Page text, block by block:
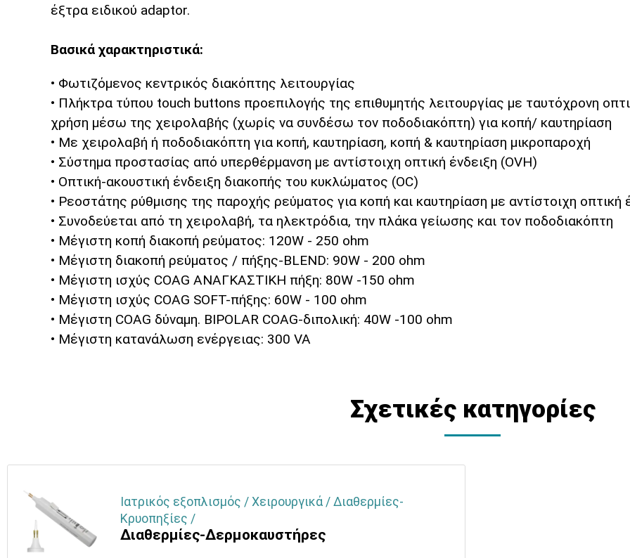
έξτρα ειδικού adaptor.
Βασικά χαρακτηριστικά:
• Φωτιζόμενος κεντρικός διακόπτης λειτουργίας
• Πλήκτρα τύπου touch buttons προεπιλογής της επιθυμητής λειτουργίας με ταυτόχρονη
χρήση μέσω της χειρολαβής (χωρίς να συνδέσω τον ποδοδιακόπτη) για κοπή/ καυτηρίαση
• Με χειρολαβή ή ποδοδιακόπτη για κοπή, καυτηρίαση, κοπή & καυτηρίαση μικροπαροχή
• Σύστημα προστασίας από υπερθέρμανση με αντίστοιχη οπτική ένδειξη (OVH)
• Οπτική-ακουστική ένδειξη διακοπής του κυκλώματος (OC)
• Ρεοστάτης ρύθμισης της παροχής ρεύματος για κοπή και καυτηρίαση με αντίστοιχη οπτική
• Συνοδεύεται από τη χειρολαβή, τα ηλεκτρόδια, την πλάκα γείωσης και τον ποδοδιακόπτη
• Μέγιστη κοπή διακοπή ρεύματος: 120W - 250 ohm
• Μέγιστη διακοπή ρεύματος / πήξης-BLEND: 90W - 200 ohm
• Μέγιστη ισχύς COAG ΑΝΑΓΚΑΣΤΙΚΗ πήξη: 80W -150 ohm
• Μέγιστη ισχύς COAG SOFT-πήξης: 60W - 100 ohm
• Μέγιστη COAG δύναμη. BIPOLAR COAG-διπολική: 40W -100 ohm
• Μέγιστη κατανάλωση ενέργειας: 300 VA
Σχετικές κατηγορίες
Ιατρικός εξοπλισμός / Χειρουργικά / Διαθερμίες-
Κρυοπηξίες /
Διαθερμίες-Δερμοκαυστήρες